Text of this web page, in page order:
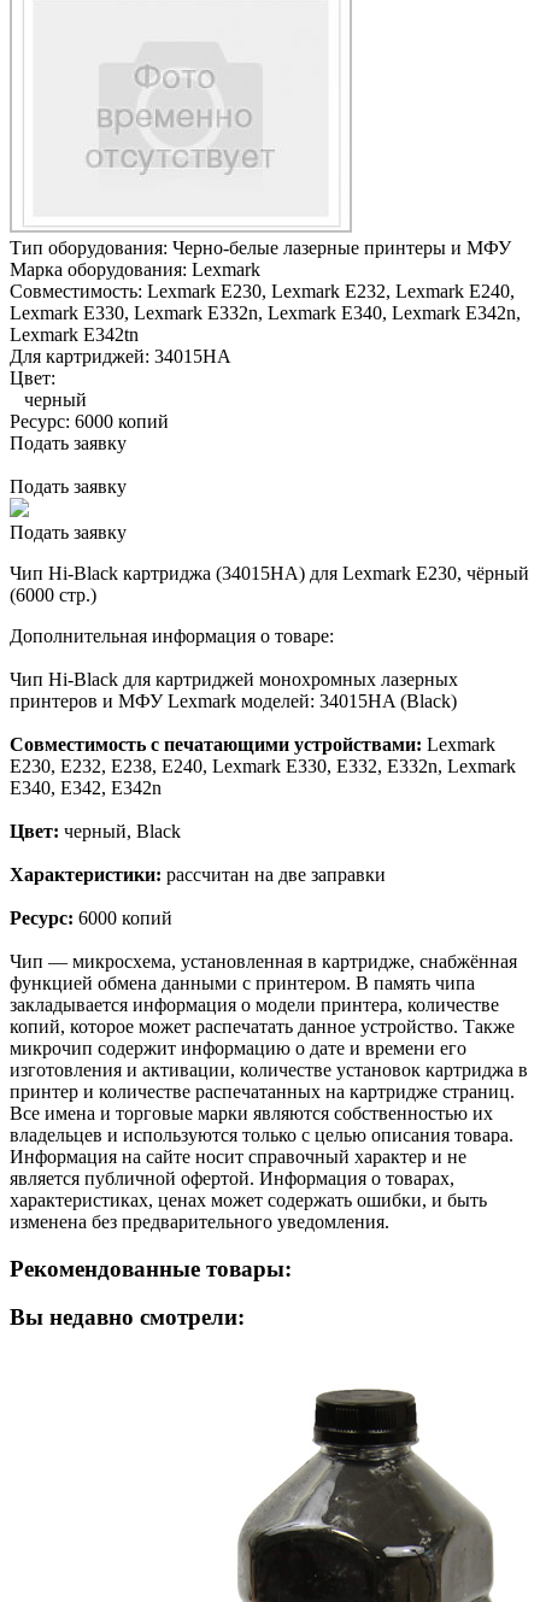
Тип оборудования: Черно-белые лазерные принтеры и МФУ
Марка оборудования: Lexmark
Совместимость: Lexmark E230, Lexmark E232, Lexmark E240,
Lexmark E330, Lexmark E332n, Lexmark E340, Lexmark E342n,
Lexmark E342tn
Для картриджей: 34015HA
Цвет:
черный
Ресурс: 6000 копий
Подать заявку
Подать заявку
Подать заявку
Чип Hi-Black картриджа (34015HA) для Lexmark E230, чёрный
(6000 стр.)
Дополнительная информация о товаре:
Чип Hi-Black для картриджей монохромных лазерных
принтеров и МФУ Lexmark моделей: 34015HA (Black)
Совместимость с печатающими устройствами: Lexmark
E230, E232, E238, E240, Lexmark E330, E332, E332n, Lexmark
E340, E342, E342n
Цвет: черный, Black
Характеристики: рассчитан на две заправки
Ресурс: 6000 копий
Чип — микросхема, установленная в картридже, снабжённая
функцией обмена данными с принтером. В память чипа
закладывается информация о модели принтера, количестве
копий, которое может распечатать данное устройство. Также
микрочип содержит информацию о дате и времени его
изготовления и активации, количестве установок картриджа в
принтер и количестве распечатанных на картридже страниц.
Все имена и торговые марки являются собственностью их
владельцев и используются только с целью описания товара.
Информация на сайте носит справочный характер и не
является публичной офертой. Информация о товарах,
характеристиках, ценах может содержать ошибки, и быть
изменена без предварительного уведомления.
Рекомендованные товары:
Вы недавно смотрели: